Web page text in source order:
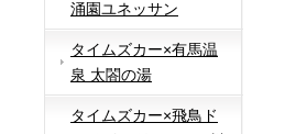
涌園ユネッサン
タイムズカー×有馬温
泉 太閤の湯
タイムズカー×飛鳥ド